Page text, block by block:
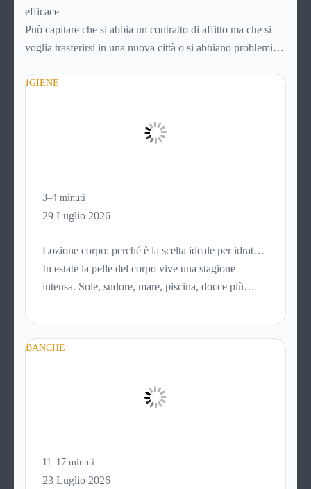
efficace
Può capitare che si abbia un contratto di affitto ma che si
voglia trasferirsi in una nuova città o si abbiano problemi a
abitazione: è legittimo chiedersi se è possibile
capiremo come inviare la disdetta per un contratto di affitto.
IGIENE
3–4 minuti
29 Luglio 2026
Lozione corpo: perché è la scelta ideale per idratare
la pelle in estate
In estate la pelle del corpo vive una stagione
intensa. Sole, sudore, mare, piscina, docce più
meno morbida, più disidratata o semplicemente
meno confortevole. Eppure, proprio nei mesi caldi,
BANCHE
11–17 minuti
23 Luglio 2026